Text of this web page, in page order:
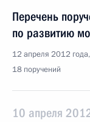
Перечень
по развитию
12 апреля 2012
18 поручений
10 апреля